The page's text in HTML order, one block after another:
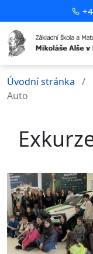
Úvodní stránka
Auto